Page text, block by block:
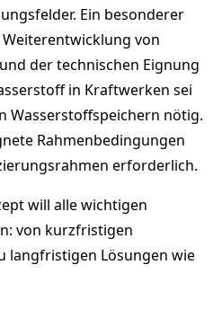
Ein besonderer
von
der technischen Eignung
in Kraftwerken sei
Wasserstoffspeichern nötig.
Rahmenbedingungen
erforderlich.
will alle wichtigen
von kurzfristigen
langfristigen Lösungen wie